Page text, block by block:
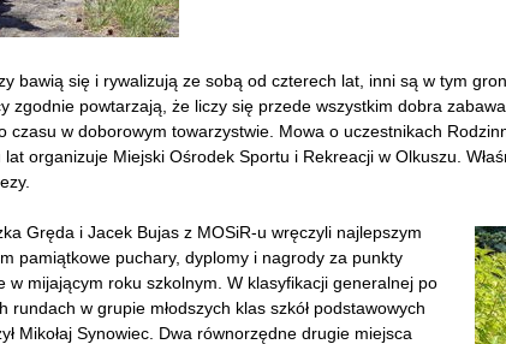
bawią się i rywalizują ze sobą od czterech lat, inni są w tym
zgodnie powtarzają, że liczy się przede wszystkim dobra
czasu w doborowym towarzystwie. Mowa o uczestnikach
lat organizuje Miejski Ośrodek Sportu i Rekreacji w Olkuszu.
Gręda i Jacek Bujas z MOSiR-u wręczyli najlepszym
pamiątkowe puchary, dyplomy i nagrody za punkty
w mijającym roku szkolnym. W klasyfikacji generalnej po
rundach w grupie młodszych klas szkół podstawowych
Mikołaj Synowiec. Dwa równorzędne drugie miejsca